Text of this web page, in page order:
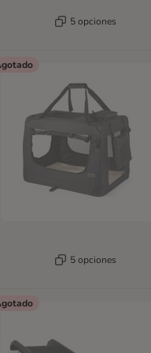
5 opciones
5 opciones